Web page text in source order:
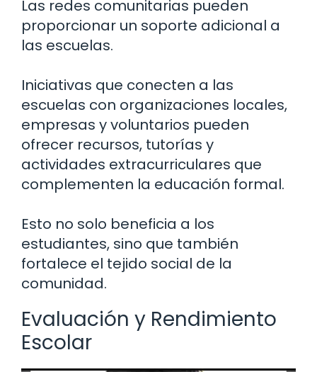
Las redes comunitarias pueden
proporcionar un soporte adicional a
las escuelas.
Iniciativas que conecten a las
escuelas con organizaciones locales,
empresas y voluntarios pueden
ofrecer recursos, tutorías y
actividades extracurriculares que
complementen la educación formal.
Esto no solo beneficia a los
estudiantes, sino que también
fortalece el tejido social de la
comunidad.
Evaluación y Rendimiento
Escolar